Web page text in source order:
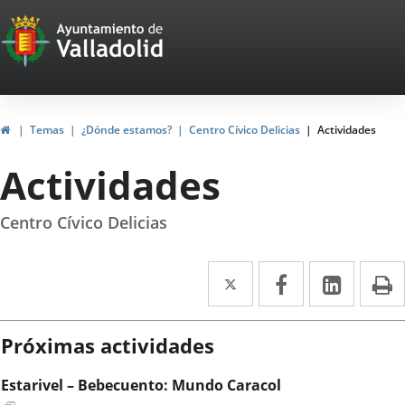
Portal
Web
del
Ayuntamiento
de
Valladolid
InicioTemas ¿Dónde estamos? Centro Cívico Delicias Actividades
Actividades
Centro Cívico Delicias
Twitter
Enlace
a
Facebook
Enlace
a
Enlace
a
Próximas actividades
Estarivel – Bebecuento: Mundo Caracol